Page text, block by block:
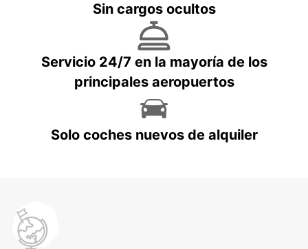
Sin cargos ocultos
Servicio 24/7 en la mayoría de los
principales aeropuertos
Solo coches nuevos de alquiler